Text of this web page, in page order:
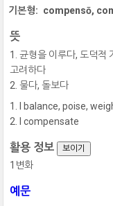
기본형: compensō,
뜻
균형을 이루다, 도덕적
고려하다
물다, 돌보다
I balance, poise,
I compensate
활용 정보 보이기
1변화
예문